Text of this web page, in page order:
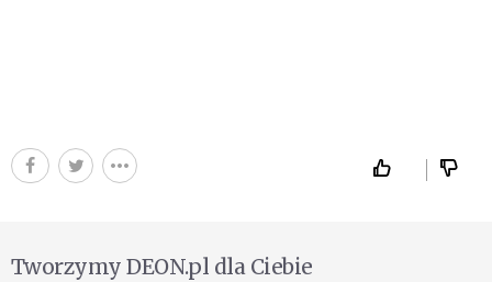
Tworzymy DEON.pl dla Ciebie